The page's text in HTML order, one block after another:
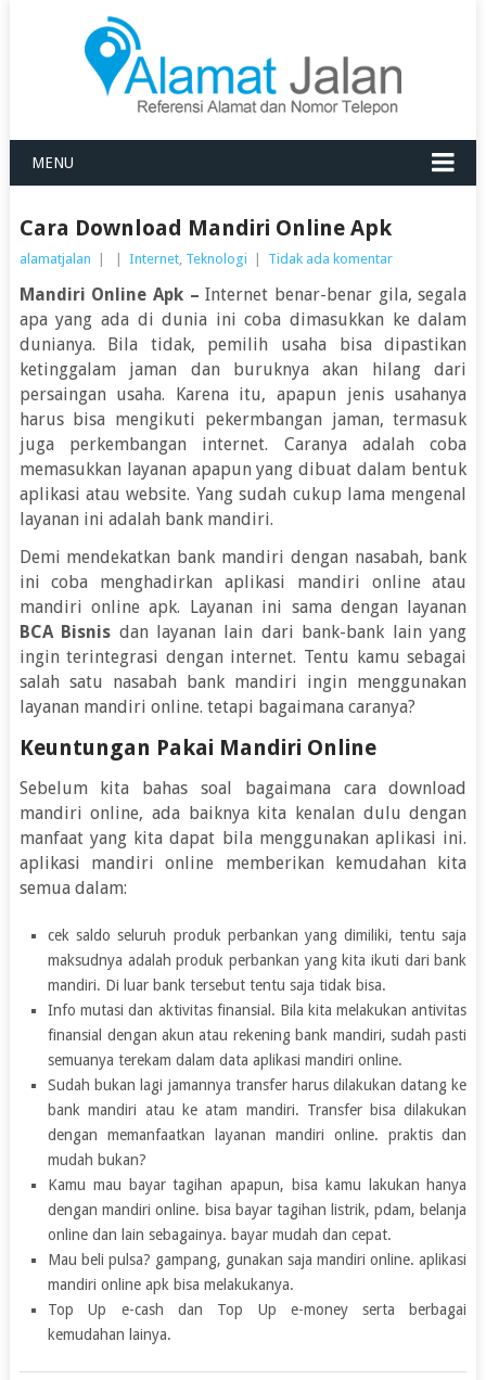
MENU
Cara Download Mandiri Online Apk
alamatjalan Internet, Teknologi Tidak ada komentar
Mandiri Online Apk– Internet benar-benar gila, segala
apa yang ada di dunia ini coba dimasukkan ke dalam
dunianya. Bila tidak, pemilih usaha bisa dipastikan
ketinggalam jaman dan buruknya akan hilang dari
persaingan usaha. Karena itu, apapun jenis usahanya
harus bisa mengikuti pekermbangan jaman, termasuk
juga perkembangan internet. Caranya adalah coba
memasukkan layanan apapun yang dibuat dalam bentuk
aplikasi atau website. Yang sudah cukup lama mengenal
layanan ini adalah bank mandiri.
Demi mendekatkan bank mandiri dengan nasabah, bank
ini coba menghadirkan aplikasi mandiri online atau
mandiri online apk. Layanan ini sama dengan layanan
BCA Bisnis dan layanan lain dari bank-bank lain yang
ingin terintegrasi dengan internet. Tentu kamu sebagai
salah satu nasabah bank mandiri ingin menggunakan
layanan mandiri online. tetapi bagaimana caranya?
Keuntungan Pakai Mandiri Online
Sebelum kita bahas soal bagaimana cara download
mandiri online, ada baiknya kita kenalan dulu dengan
manfaat yang kita dapat bila menggunakan aplikasi ini.
aplikasi mandiri online memberikan kemudahan kita
semua dalam:
cek saldo seluruh produk perbankan yang dimiliki, tentu saja
maksudnya adalah produk perbankan yang kita ikuti dari bank
mandiri. Di luar bank tersebut tentu saja tidak bisa.
Info mutasi dan aktivitas finansial. Bila kita melakukan antivitas
finansial dengan akun atau rekening bank mandiri, sudah pasti
semuanya terekam dalam data aplikasi mandiri online.
Sudah bukan lagi jamannya transfer harus dilakukan datang ke
bank mandiri atau ke atam mandiri. Transfer bisa dilakukan
dengan memanfaatkan layanan mandiri online. praktis dan
mudah bukan?
Kamu mau bayar tagihan apapun, bisa kamu lakukan hanya
dengan mandiri online. bisa bayar tagihan listrik, pdam, belanja
online dan lain sebagainya. bayar mudah dan cepat.
Mau beli pulsa? gampang, gunakan saja mandiri online. aplikasi
mandiri online apk bisa melakukanya.
Top Up e-cash dan Top Up e-money serta berbagai
kemudahan lainya.